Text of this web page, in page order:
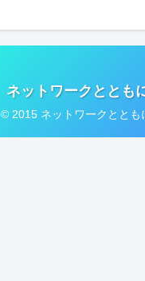
ネットワークととも
© 2015 ネットワークととも